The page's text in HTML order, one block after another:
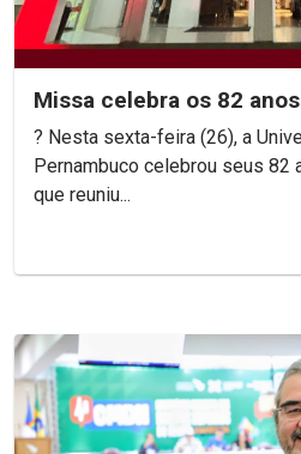
Missa celebra os 82
? Nesta sexta-feira (26), a
Pernambuco celebrou seus 82
que reuniu...